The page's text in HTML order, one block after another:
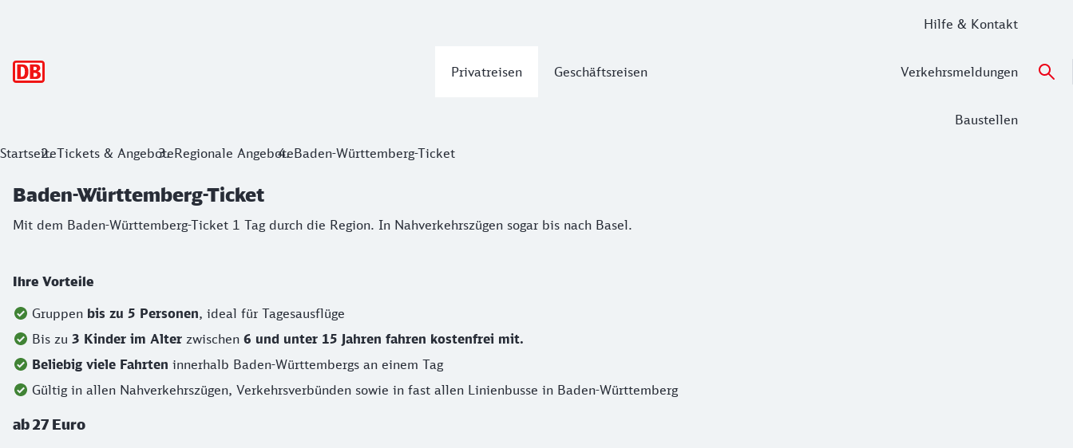
Privatreisen Geschäftsreisen
Hilfe & Kontakt
Verkehrsmeldungen
Baustellen
Baden-Württemberg-Ticket
StartseiteTickets & AngeboteRegionale AngeboteBaden-Württemberg-Ticket
Baden-Württemberg-Ticket
Mit dem Baden-Württemberg-Ticket 1 Tag durch die Region. In Nahverkehrszügen sogar bis nach Basel.
Ihre Vorteile
Gruppen bis zu 5 Personen, ideal für Tagesausflüge
Bis zu 3 Kinder im Alter zwischen 6 und unter 15 Jahren fahren kostenfrei mit.
Beliebig viele Fahrten innerhalb Baden-Württembergs an einem Tag
Gültig in allen Nahverkehrszügen, Verkehrsverbünden sowie in fast allen Linienbusse in Baden-Württemberg
ab 27 Euro